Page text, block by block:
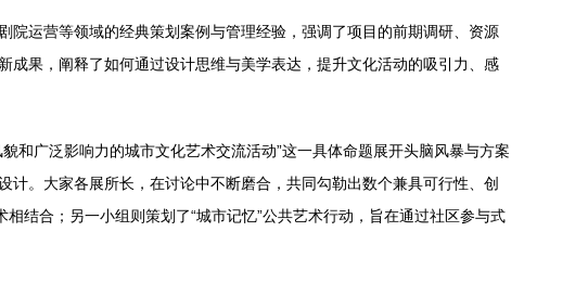
运营等领域的经典策划案例与管理经验，强调了项目的前期调研、资源
果，阐释了如何通过设计思维与美学表达，提升文化活动的吸引力、感
和广泛影响力的城市文化艺术交流活动”这一具体命题展开头脑风暴与方案
。大家各展所长，在讨论中不断磨合，共同勾勒出数个兼具可行性、创
结合；另一小组则策划了“城市记忆”公共艺术行动，旨在通过社区参与式